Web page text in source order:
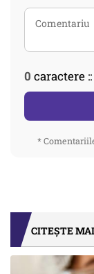
0 caractere
*
CITEȘTE